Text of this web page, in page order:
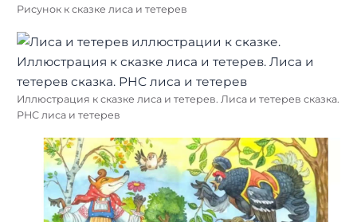
Рисунок к сказке лиса и тетерев
Иллюстрация к сказке лиса и тетерев. Лиса и тетерев сказка.
РНС лиса и тетерев